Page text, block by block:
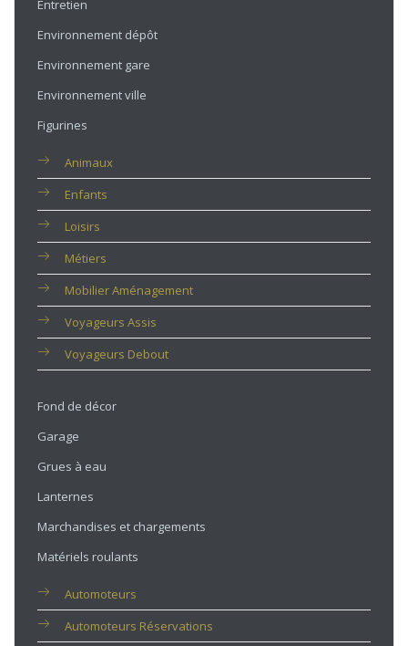
Entretien
Environnement dépôt
Environnement gare
Environnement ville
Figurines
Animaux
Enfants
Loisirs
Métiers
Mobilier Aménagement
Voyageurs Assis
Voyageurs Debout
Fond de décor
Garage
Grues à eau
Lanternes
Marchandises et chargements
Matériels roulants
Automoteurs
Automoteurs Réservations